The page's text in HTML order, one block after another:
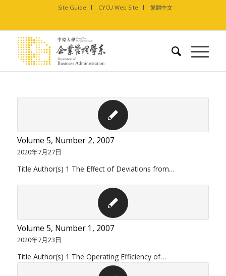
Site Guide CYCU Web Site 繁體中文
Volume 5, Number 2, 2007
2020年7月27日
Title Author(s) 1 The Effect of Deviations from…
Volume 5, Number 1, 2007
2020年7月23日
Title Author(s) 1 The Operating Efficiency of…